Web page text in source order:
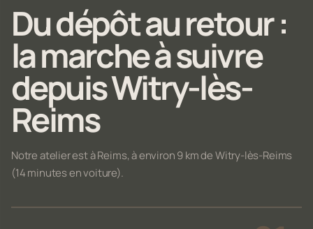
Du dépôt au retour :
la marche à suivre
depuis Witry-lès-
Reims
Notre atelier est à Reims, à environ 9 km de Witry-lès-Reims
(14 minutes en voiture).